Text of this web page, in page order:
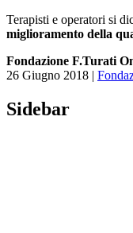
Terapisti e operatori si
miglioramento della
Fondazione F.Turati
26 Giugno 2018 |
Sidebar